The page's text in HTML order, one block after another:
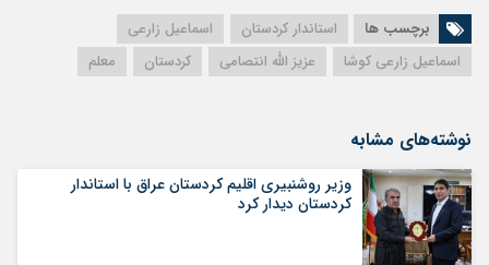
برچسب ها استاندار کردستان
اسماعیل زارعی
اسماعیل زارعی کوشا
عزیز الله انتصامی کردستان معلم
نوشته‌های مشابه
وزیر روشنبیری اقلیم کردستان عراق با استاندار
کردستان دیدار کرد